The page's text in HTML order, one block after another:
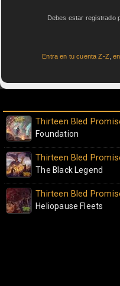
Debes estar registrado
Entra en tu cuenta Z-Z ,
Thirteen Bled
Foundation
Thirteen Bled
The Black Legend
Thirteen Bled
Heliopause Fleets